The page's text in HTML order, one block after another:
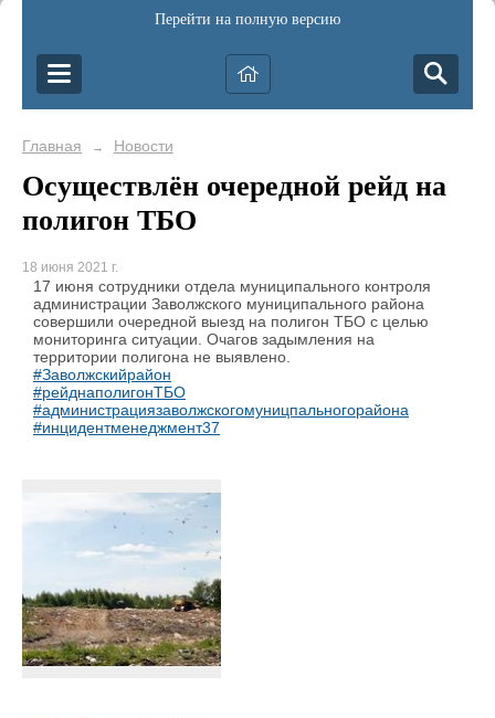
Перейти на полную версию
Главная → Новости
Осуществлён очередной рейд на
полигон ТБО
18 июня 2021 г.
17 июня сотрудники отдела муниципального контроля
администрации Заволжского муниципального района
совершили очередной выезд на полигон ТБО с целью
мониторинга ситуации. Очагов задымления на
территории полигона не выявлено.
#Заволжскийрайон
#рейднаполигонТБО
#администрациязаволжскогомуницпальногорайона
#инцидентменеджмент37